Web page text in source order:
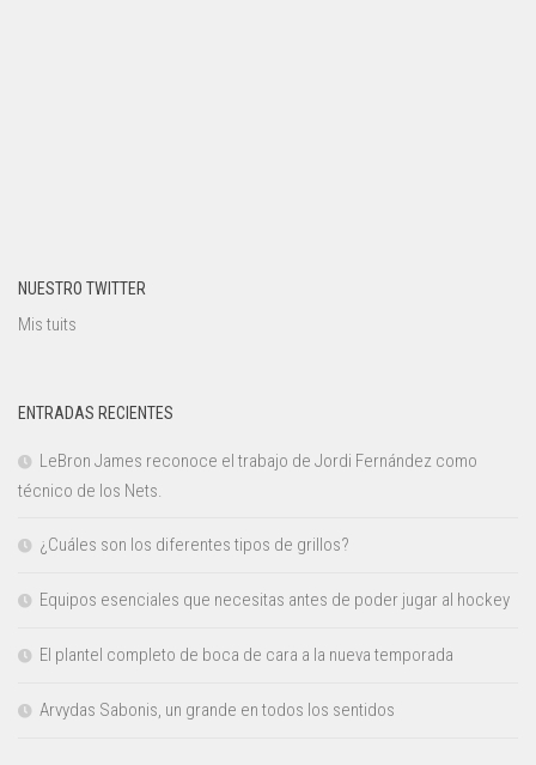
NUESTRO TWITTER
Mis tuits
ENTRADAS RECIENTES
LeBron James reconoce el trabajo de Jordi Fernández como
técnico de los Nets.
¿Cuáles son los diferentes tipos de grillos?
Equipos esenciales que necesitas antes de poder jugar al hockey
El plantel completo de boca de cara a la nueva temporada
Arvydas Sabonis, un grande en todos los sentidos